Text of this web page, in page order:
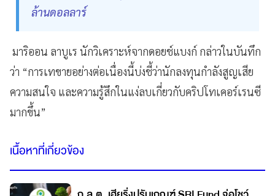
ล้านดอลลาร์
มาริออน ลาบูเร นักวิเคราะห์จากดอยช์แบงก์ กล่าวในบันทึก
ว่า “การเทขายอย่างต่อเนื่องนี้บ่งชี้ว่านักลงทุนกำลังสูญเสีย
ความสนใจ และความรู้สึกในแง่ลบเกี่ยวกับคริปโทเคอร์เรนซี
มากขึ้น”
เนื้อหาที่เกี่ยวข้อง